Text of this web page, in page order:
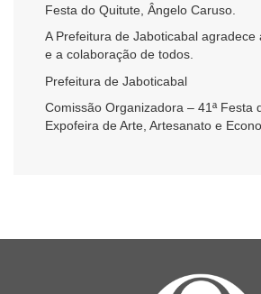
Festa do Quitute, Ângelo Caruso.
A Prefeitura de Jaboticabal agradece
e a colaboração de todos.
Prefeitura de Jaboticabal
Comissão Organizadora – 41ª Festa
Expofeira de Arte, Artesanato e